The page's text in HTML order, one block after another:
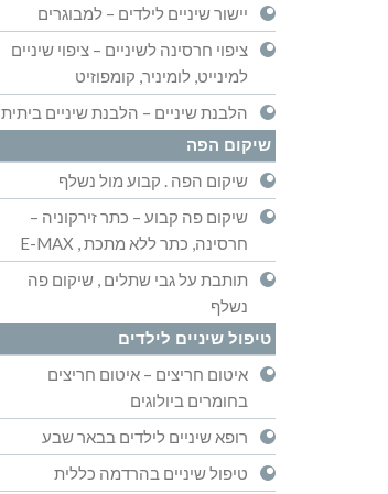
יישור שיניים לילדים – למבוגרים
ציפוי חרסינה לשיניים – ציפוי שיניים
למינייט, לומיניר, קומפוזיט
הלבנת שיניים – הלבנת שיניים ביתית
שיקום הפה
שיקום הפה . קבוע מול נשלף
שיקום פה קבוע – כתר זירקוניה –
חרסינה, כתר ללא מתכת , E-MAX
תותבת על גבי שתלים , שיקום פה
נשלף
טיפול שיניים לילדים
איטום חריצים – איטום חריצים
בחומרים ביולוגים
רופא שיניים לילדים בבאר שבע
טיפול שיניים בהרדמה כללית